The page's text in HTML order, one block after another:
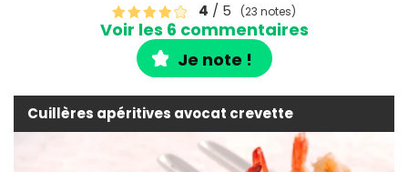
4 / 5 (23 notes)
Voir les 6 commentaires
Je note !
Cuillères apéritives avocat crevette